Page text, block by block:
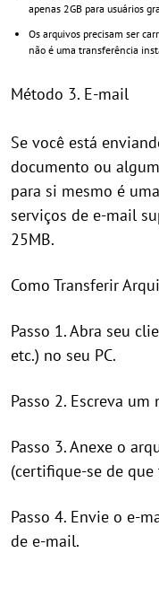
apenas 2GB para usuários
Os arquivos precisam ser
não é uma transferência
Método 3. E-mail
Se você está
documento ou
para si mesmo é
serviços de e-mail
25MB.
Como Transferir
Passo 1. Abra seu
etc.) no seu PC.
Passo 2. Escreva
Passo 3. Anexe o
(certifique-se de
Passo 4. Envie o e-
de e-mail.